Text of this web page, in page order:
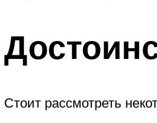
Стоит рассмотреть